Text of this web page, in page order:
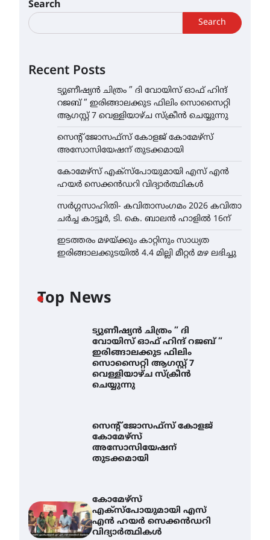
Search
Search
Recent Posts
ട്യുണീഷ്യൻ ചിത്രം ” ദി വോയിസ് ഓഫ് ഹിന്ദ്
റജബ് ” ഇരിങ്ങാലക്കുട ഫിലിം സൊസൈറ്റി
ആഗസ്റ്റ് 7 വെള്ളിയാഴ്ച സ്‌ക്രീൻ ചെയ്യുന്നു
സെന്റ് ജോസഫ്സ് കോളജ് കോമേഴ്‌സ്
അസോസിയേഷന് തുടക്കമായി
കോമേഴ്സ് എക്സ്പോയുമായി എസ് എൻ
ഹയർ സെക്കൻഡറി വിദ്യാർത്ഥികൾ
സർഗ്ഗസാഹിതി- കവിതാസംഗമം 2026 കവിതാ
ചർച്ച കാട്ടൂർ, ടി. കെ. ബാലൻ ഹാളിൽ 16ന്
ഇടത്തരം മഴയ്ക്കും കാറ്റിനും സാധ്യത
ഇരിങ്ങാലക്കുടയിൽ 4.4 മില്ലി മീറ്റർ മഴ ലഭിച്ചു
Top News
ട്യുണീഷ്യൻ ചിത്രം ” ദി
വോയിസ് ഓഫ് ഹിന്ദ് റജബ് ”
ഇരിങ്ങാലക്കുട ഫിലിം
സൊസൈറ്റി ആഗസ്റ്റ് 7
വെള്ളിയാഴ്ച സ്‌ക്രീൻ
ചെയ്യുന്നു
സെന്റ് ജോസഫ്സ് കോളജ്
കോമേഴ്‌സ്
അസോസിയേഷന്
തുടക്കമായി
കോമേഴ്സ്
എക്സ്പോയുമായി എസ്
എൻ ഹയർ സെക്കൻഡറി
വിദ്യാർത്ഥികൾ